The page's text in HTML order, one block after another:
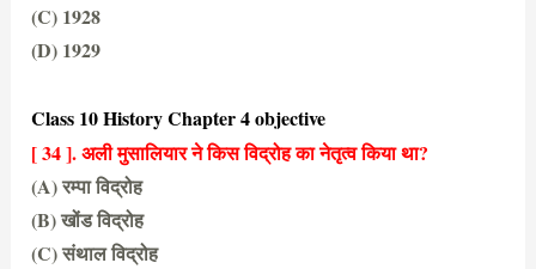
(C) 1928
(D) 1929
Class 10 History Chapter 4 objective
[ 34 ]. अली मुसालियार ने किस विद्रोह का नेतृत्व किया था?
(A) रम्पा विद्रोह
(B) खोंड विद्रोह
(C) संथाल विद्रोह